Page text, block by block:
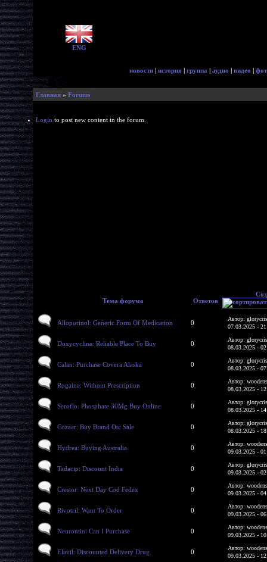
ENG
новости | история | группа | аудио | видео |
Главная » Forums
Login to post new content in the forum.
Тема форума Ответов
Allopurinol: Generic Form Of Medication 0
Автор:
07.03.2025 -
Doxycycline: Reliable Place To Buy 0
Автор:
08.03.2025 -
Calan: Purchase Covera Alaska 0
Автор:
08.03.2025 -
Rogaine: Without Prescription 0
Автор:
08.03.2025 -
Seroflo: Phosphate 30Mg Buy Online 0
Автор:
08.03.2025 -
Cozaar: Buy Brand Otc Sale 0
Автор:
08.03.2025 -
Hydrea: Buying Australia 0
Автор:
09.03.2025 -
Tadacip: Discount India 0
Автор:
09.03.2025 -
Crestor: Next Day Cod Fedex 0
Автор:
09.03.2025 -
Rivotril: Want To Order 0
Автор:
09.03.2025 -
Neurontin: Can I Purchase 0
Автор:
09.03.2025 -
Elavil: Discounted Delivery Drug 0
Автор:
09.03.2025 -